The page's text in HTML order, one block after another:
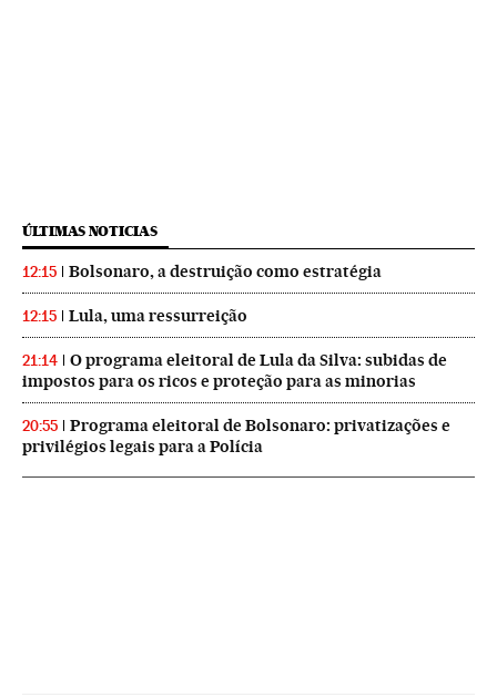
ÚLTIMAS NOTICIAS
12:15 Bolsonaro, a destruição como estratégia
12:15 Lula, uma ressurreição
21:14
O programa eleitoral de Lula da Silva: subidas de
impostos para os ricos e proteção para as minorias
20:55
Programa eleitoral de Bolsonaro: privatizações e
privilégios legais para a Polícia